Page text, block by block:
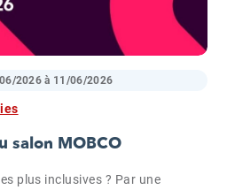
2026 à 11/06/2026
salon MOBCO
plus inclusives ? Par une